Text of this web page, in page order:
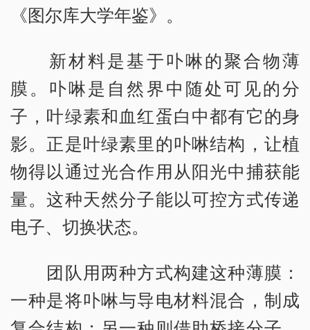
《图尔库大学年鉴》。
新材料是基于卟啉的聚合物薄
膜。卟啉是自然界中随处可见的分
子，叶绿素和血红蛋白中都有它的身
影。正是叶绿素里的卟啉结构，让植
物得以通过光合作用从阳光中捕获能
量。这种天然分子能以可控方式传递
电子、切换状态。
团队用两种方式构建这种薄膜：
一种是将卟啉与导电材料混合，制成